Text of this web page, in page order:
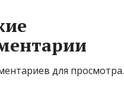
для просмотра.